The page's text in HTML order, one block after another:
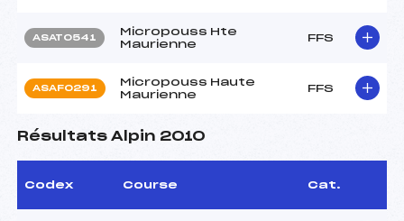
ASAT0541
Micropouss Hte
Maurienne
FFS
ASAF0291
Micropouss Haute
Maurienne
FFS
Résultats Alpin 2010
Codex Course Cat.